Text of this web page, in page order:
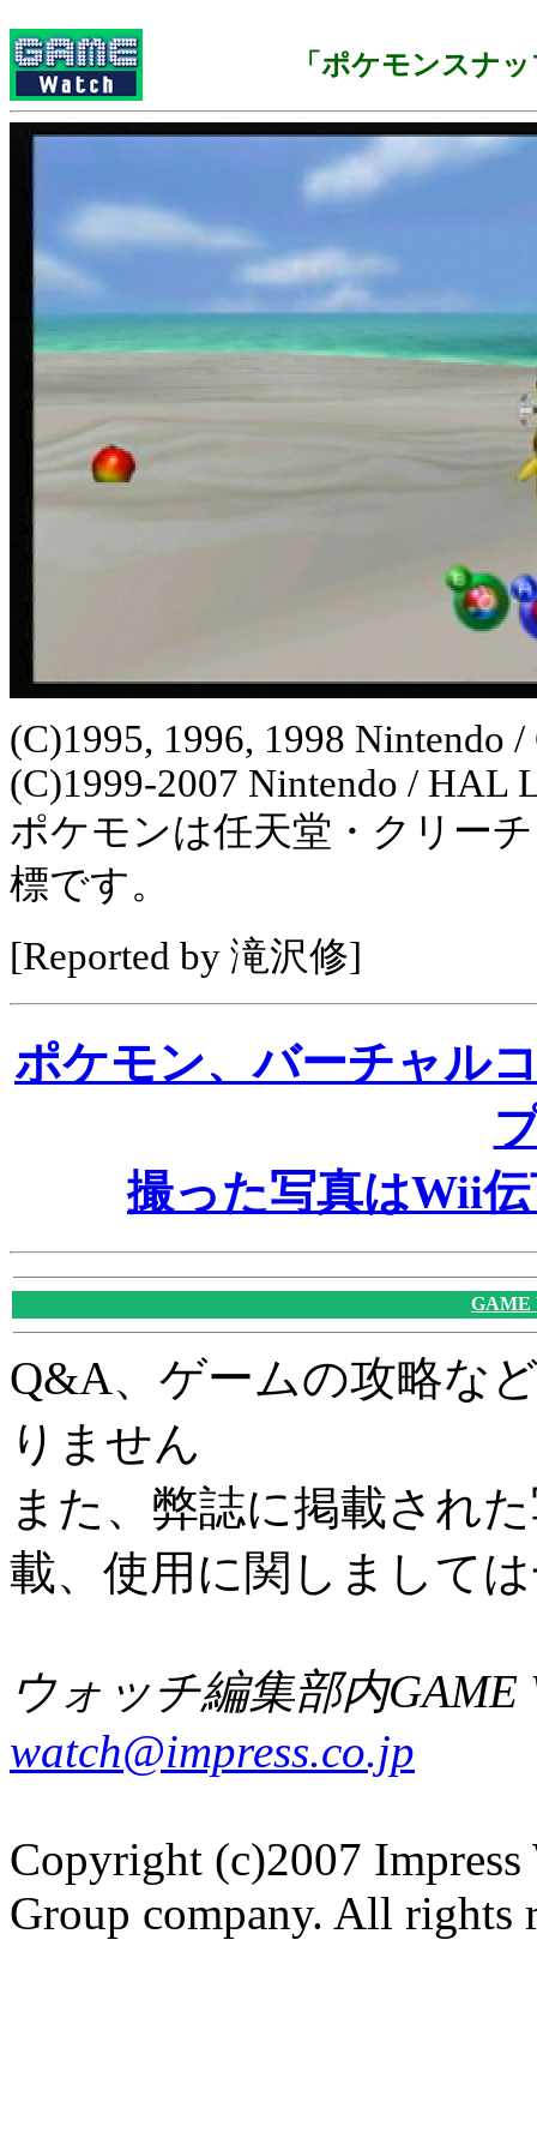
「ポケモンスナ
(C)1995, 1996, 1998 Nintendo
(C)1999-2007 Nintendo / HAL
ポケモンは任天堂・クリー
標です。
[Reported by 滝沢修]
ポケモン、バーチャル
撮った写真はWii
GAME
Q&A、ゲームの攻略な
りません
また、弊誌に掲載され
載、使用に関しまして
ウォッチ編集部内GAME
watch@impress.co.jp
Copyright (c)2007 Impress
Group company. All rights